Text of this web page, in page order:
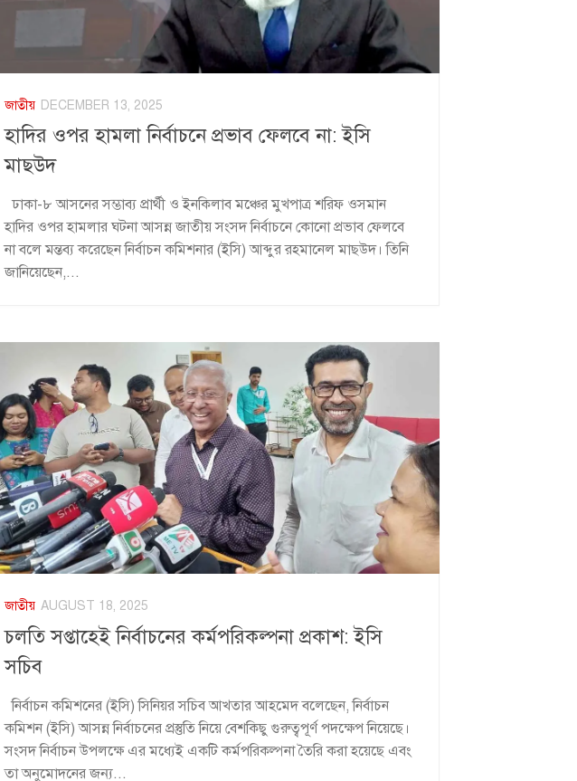
জাতীয় DECEMBER 13, 2025
হাদির ওপর হামলা নির্বাচনে প্রভাব ফেলবে না: ইসি
মাছউদ
ঢাকা-৮ আসনের সম্ভাব্য প্রার্থী ও ইনকিলাব মঞ্চের মুখপাত্র শরিফ ওসমান
হাদির ওপর হামলার ঘটনা আসন্ন জাতীয় সংসদ নির্বাচনে কোনো প্রভাব ফেলবে
না বলে মন্তব্য করেছেন নির্বাচন কমিশনার (ইসি) আব্দুর রহমানেল মাছউদ। তিনি
জানিয়েছেন,...
জাতীয় AUGUST 18, 2025
চলতি সপ্তাহেই নির্বাচনের কর্মপরিকল্পনা প্রকাশ: ইসি
সচিব
নির্বাচন কমিশনের (ইসি) সিনিয়র সচিব আখতার আহমেদ বলেছেন, নির্বাচন
কমিশন (ইসি) আসন্ন নির্বাচনের প্রস্তুতি নিয়ে বেশকিছু গুরুত্বপূর্ণ পদক্ষেপ নিয়েছে।
সংসদ নির্বাচন উপলক্ষে এর মধ্যেই একটি কর্মপরিকল্পনা তৈরি করা হয়েছে এবং
তা অনুমোদনের জন্য...